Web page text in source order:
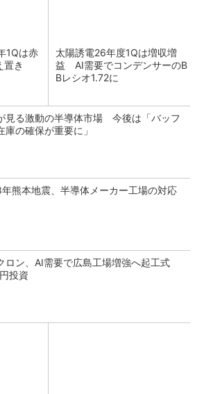
1Qは赤
置き
太陽誘電26年度1Qは増収増
益 AI需要でコンデンサーのB
Bレシオ1.72に
見る激動の半導体市場 今後は「バッフ
庫の確保が重要に」
熊本地震、半導体メーカー工場の対応
ロン、AI需要で広島工場増強へ起工式
投資